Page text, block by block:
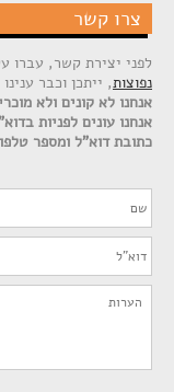
צרו קשר
לפני יצירת קשר, עברו
נפוצות, ייתכן וכבר
אנחנו לא קונים ולא
אנחנו עונים לפניות
כתובת דוא"ל ומספר